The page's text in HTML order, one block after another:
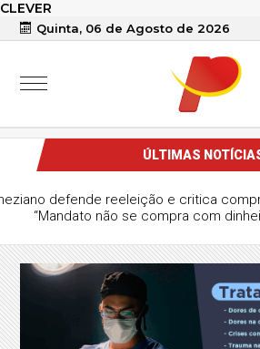
CLEVER
Quinta, 06 de Agosto de 2026
ÚLTIMAS
Veneziano defende reeleição e
“Mandato não se compra